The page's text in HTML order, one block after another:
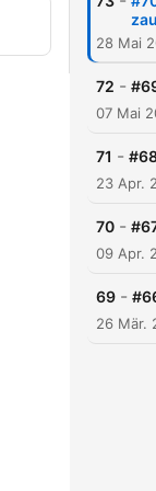
28 Mai
72 -
07 Mai
71 -
23 Apr.
70 -
09 Apr.
69 -
26 Mär.